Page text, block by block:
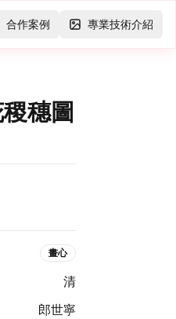
合作案例 專業技術介紹
穗圖
畫心
清
郎世寧